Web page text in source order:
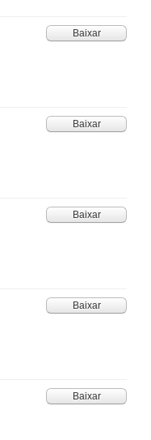
Baixar
Baixar
Baixar
Baixar
Baixar